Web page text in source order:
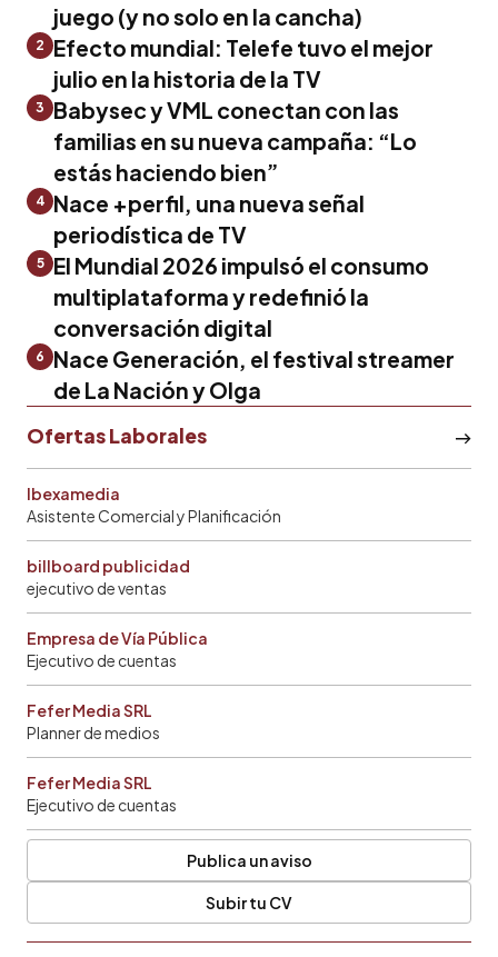
juego (y no solo en la cancha)
2
Efecto mundial: Telefe tuvo el mejor
julio en la historia de la TV
3
Babysec y VML conectan con las
familias en su nueva campaña: “Lo
estás haciendo bien”
4 Nace +perfil, una nueva señal
periodística de TV
5
El Mundial 2026 impulsó el consumo
multiplataforma y redefinió la
conversación digital
6
Nace Generación, el festival streamer
de La Nación y Olga
Ofertas Laborales
Ibexamedia
Asistente Comercial y Planificación
billboard publicidad
ejecutivo de ventas
Empresa de Vía Pública
Ejecutivo de cuentas
Fefer Media SRL
Planner de medios
Fefer Media SRL
Ejecutivo de cuentas
Publica un aviso
Subir tu CV